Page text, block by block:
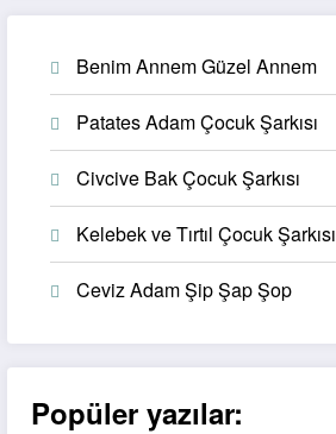
Benim Annem Güzel Annem
Patates Adam Çocuk Şarkısı
Civcive Bak Çocuk Şarkısı
Kelebek ve Tırtıl Çocuk Şarkısı
Ceviz Adam Şip Şap Şop
Popüler yazılar: